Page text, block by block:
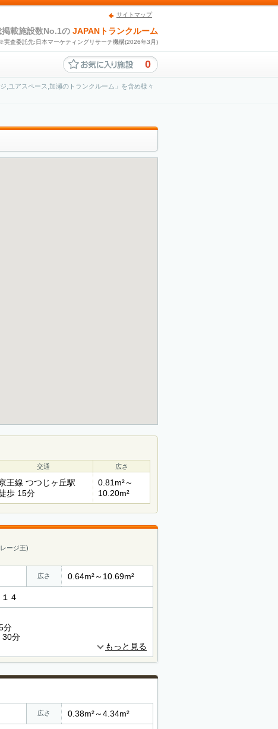
サイトマップ
掲載施設数No.1の JAPANトランクルーム
実査委託先:日本マーケティングリサーチ機構(2026年3月)
0
,ユアスペース,加瀬のトランクルーム」を含め様々
交通 広さ
王線 つつじヶ丘駅
歩 15分
0.81m²～
10.20m²
ージ王)
広さ 0.64m²～10.69m²
４
分
30分
もっと見る
広さ 0.38m²～4.34m²